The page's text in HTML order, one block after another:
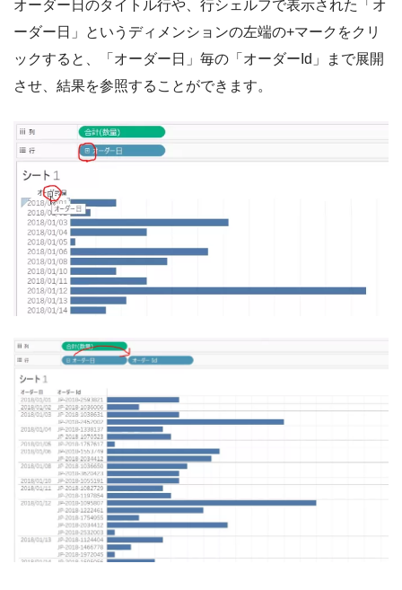
オーダー日のタイトル行や、行シェルフで表示された「オ
ーダー日」というディメンションの左端の+マークをクリ
ックすると、「オーダー日」毎の「オーダーId」まで展開
させ、結果を参照することができます。